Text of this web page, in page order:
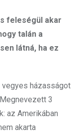
feleségül akar
talán a
látná, ha ez
vegyes házasságot
3
az Amerikában
akarta